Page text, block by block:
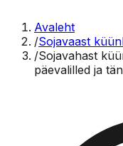
Avaleht
/Sojavaast
/Sojavahast
päevalilled ja